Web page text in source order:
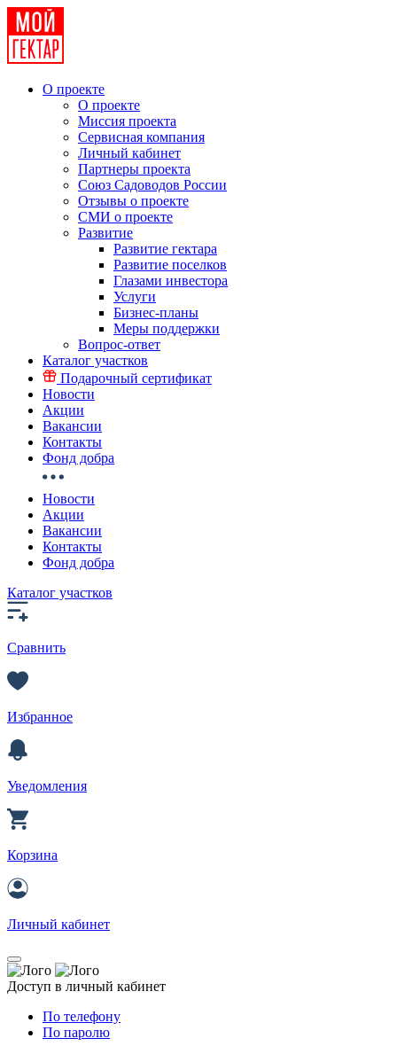
О проекте
О проекте
Миссия проекта
Сервисная компания
Личный кабинет
Партнеры проекта
Союз Садоводов России
Отзывы о проекте
СМИ о проекте
Развитие
Развитие гектара
Развитие поселков
Глазами инвестора
Услуги
Бизнес-планы
Меры поддержки
Вопрос-ответ
Каталог участков
Подарочный сертификат
Новости
Акции
Вакансии
Контакты
Фонд добра
Новости
Акции
Вакансии
Контакты
Фонд добра
Каталог участков
Сравнить
Избранное
Уведомления
Корзина
Личный кабинет
Доступ в личный кабинет
По телефону
По паролю